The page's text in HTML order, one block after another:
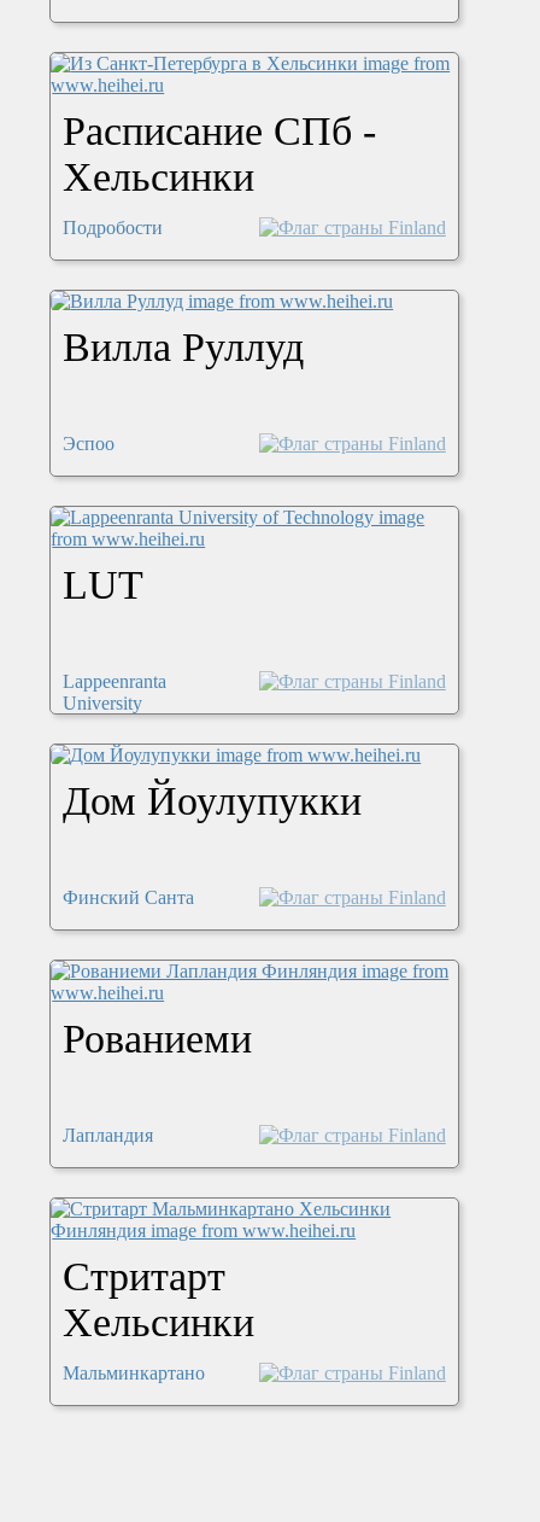
Расписание СПб -
Хельсинки
Подробости
Вилла Руллуд
Эспоо
LUT
Lappeenranta
University
Дом Йоулупукки
Финский Санта
Рованиеми
Лапландия
Стритарт
Хельсинки
Мальминкартано